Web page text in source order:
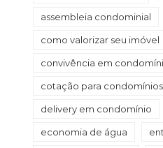
assembleia condominial
como valorizar seu imóvel
convivência em
cotação para condomínios
delivery em condomínio
economia de água